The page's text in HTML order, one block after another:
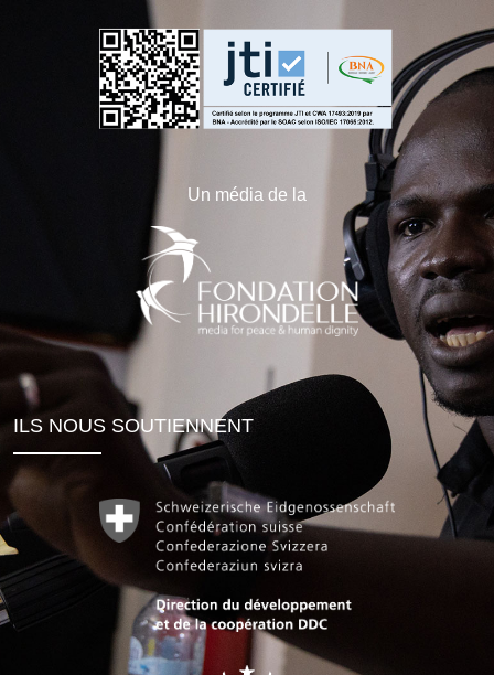
Un média de la
ILS NOUS SOUTIENNENT